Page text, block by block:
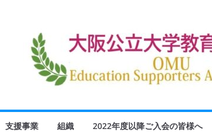
支援事業 組織 2022年度以降ご入会の皆様へ